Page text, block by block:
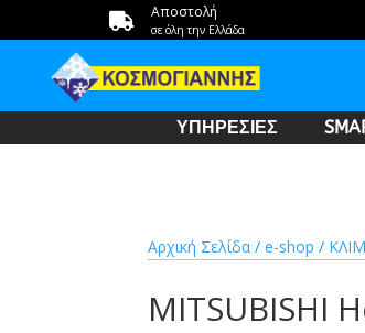
 Αποστολή
σε όλη την Ελλάδα
ΥΠΗΡΕΣΙΕΣ
Αρχική Σελίδα /e-shop /
MITSUBISHI